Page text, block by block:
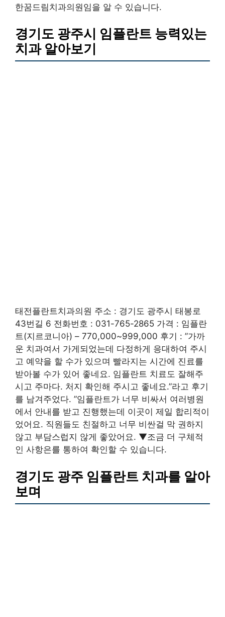
한꿈드림치과의원임을 알 수 있습니다.
경기도 광주시 임플란트 능력있는
치과 알아보기
태전플란트치과의원 주소 : 경기도 광주시 태봉로
43번길 6 전화번호 : 031-765-2865 가격 : 임플란
트(지르코니아) – 770,000~999,000 후기 : ”가까
운 치과여서 가게되었는데 다정하게 응대하여 주시
고 예약을 할 수가 있으며 빨라지는 시간에 진료를
받아볼 수가 있어 좋네요. 임플란트 치료도 잘해주
시고 주마다. 처지 확인해 주시고 좋네요.”라고 후기
를 남겨주었다. ”임플란트가 너무 비싸서 여러병원
에서 안내를 받고 진행했는데 이곳이 제일 합리적이
었어요. 직원들도 친절하고 너무 비싼걸 막 권하지
않고 부담스럽지 않게 좋았어요. ▼조금 더 구체적
인 사항은를 통하여 확인할 수 있습니다.
경기도 광주 임플란트 치과를 알아
보며